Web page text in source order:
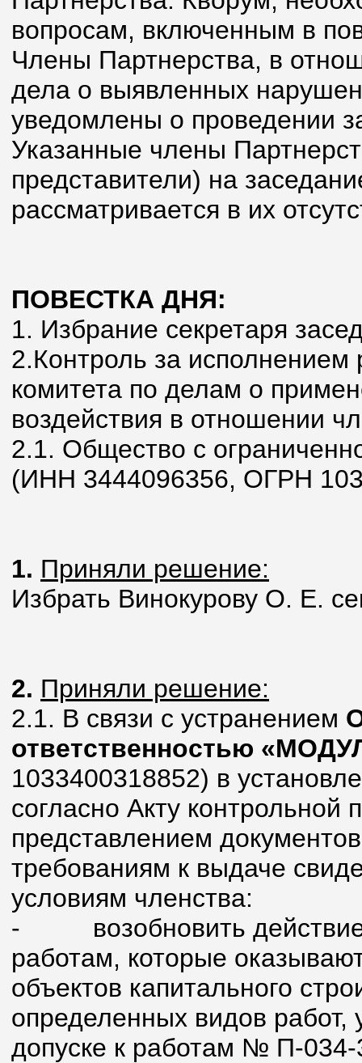
вопросам, включенным в
Члены Партнерства, в
дела о выявленных
уведомлены о проведении
Указанные члены
представители) на
рассматривается в их
ПОВЕСТКА ДНЯ:
1. Избрание секретаря
2.Контроль за
комитета по делам о
воздействия в отношении
2.1. Общество с
(ИНН 3444096356, ОГРН
1. Приняли решение:
Избрать Винокурову О. Е.
2. Приняли решениe:
2.1. В связи с устранением
ответственностью
1033400318852) в
согласно Акту контрольной
представлением
требованиям к выдаче
условиям членства:
-
возобновить
работам, которые
объектов капитального
определенных видов работ,
допуске к работам № П-